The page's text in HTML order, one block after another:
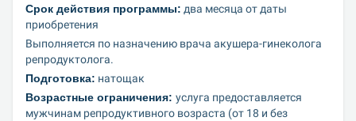
Срок действия программы: два месяца от даты
приобретения
Выполняется по назначению врача акушера-гинеколога
репродуктолога.
Подготовка: натощак
Возрастные ограничения: услуга предоставляется
мужчинам репродуктивного возраста (от 18 и без